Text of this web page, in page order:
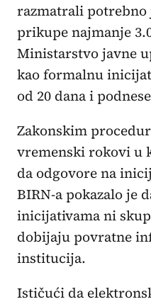
razmatrali potrebno
prikupe najmanje
Ministarstvo javne
kao formalnu
od 20 dana i
Zakonskim
vremenski rokovi u
da odgovore na
BIRN-a pokazalo je
inicijativama ni
dobijaju povratne
institucija.
Ističući da